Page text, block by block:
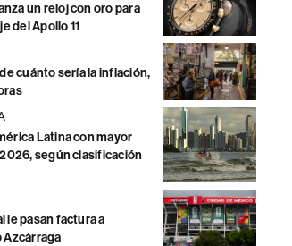
un reloj con oro para
del Apollo 11
cuánto sería la inflación,
Latina con mayor
según clasificación
le pasan factura a
Azcárraga